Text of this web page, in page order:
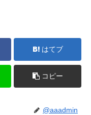
はてブ
コピー
@aaadmin